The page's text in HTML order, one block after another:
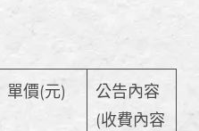
單價(元)
公告內容
(收費內容